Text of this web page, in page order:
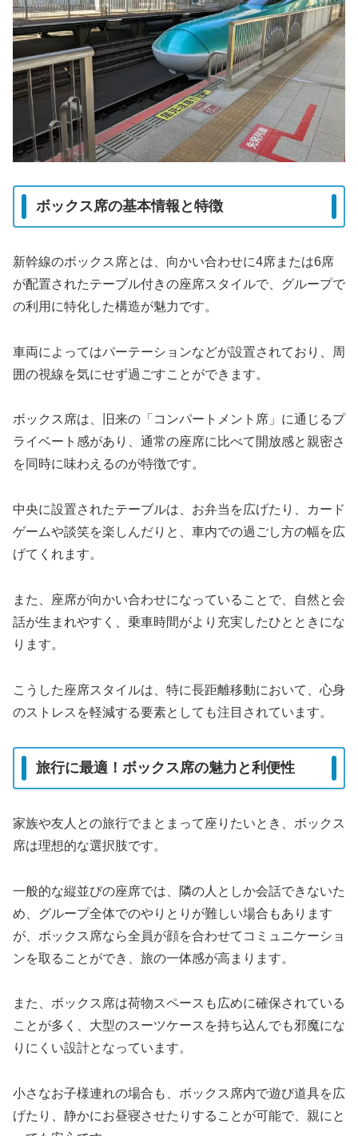
ボックス席の基本情報と特徴
新幹線のボックス席とは、向かい合わせに4席または6席
が配置されたテーブル付きの座席スタイルで、グループで
の利用に特化した構造が魅力です。
車両によってはパーテーションなどが設置されており、周
囲の視線を気にせず過ごすことができます。
ボックス席は、旧来の「コンパートメント席」に通じるプ
ライベート感があり、通常の座席に比べて開放感と親密さ
を同時に味わえるのが特徴です。
中央に設置されたテーブルは、お弁当を広げたり、カード
ゲームや談笑を楽しんだりと、車内での過ごし方の幅を広
げてくれます。
また、座席が向かい合わせになっていることで、自然と会
話が生まれやすく、乗車時間がより充実したひとときにな
ります。
こうした座席スタイルは、特に長距離移動において、心身
のストレスを軽減する要素としても注目されています。
旅行に最適！ボックス席の魅力と利便性
家族や友人との旅行でまとまって座りたいとき、ボックス
席は理想的な選択肢です。
一般的な縦並びの座席では、隣の人としか会話できないた
め、グループ全体でのやりとりが難しい場合もあります
が、ボックス席なら全員が顔を合わせてコミュニケーショ
ンを取ることができ、旅の一体感が高まります。
また、ボックス席は荷物スペースも広めに確保されている
ことが多く、大型のスーツケースを持ち込んでも邪魔にな
りにくい設計となっています。
小さなお子様連れの場合も、ボックス席内で遊び道具を広
げたり、静かにお昼寝させたりすることが可能で、親にと